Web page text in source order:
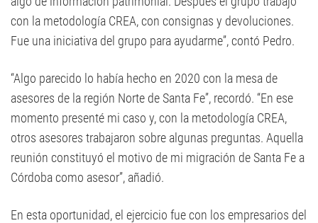
con la metodología CREA, con consignas y devoluciones.
Fue una iniciativa del grupo para ayudarme”, contó Pedro.
“Algo parecido lo había hecho en 2020 con la mesa de
asesores de la región Norte de Santa Fe”, recordó. “En ese
momento presenté mi caso y, con la metodología CREA,
otros asesores trabajaron sobre algunas preguntas. Aquella
reunión constituyó el motivo de mi migración de Santa Fe a
Córdoba como asesor”, añadió.
En esta oportunidad, el ejercicio fue con los empresarios del